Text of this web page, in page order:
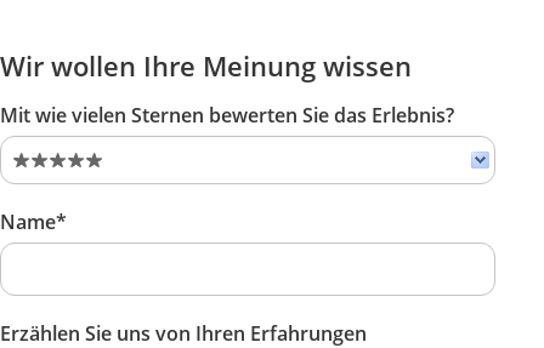
Wir wollen Ihre Meinung wissen
Mit wie vielen Sternen bewerten Sie das Erlebnis?
Name*
Erzählen Sie uns von Ihren Erfahrungen